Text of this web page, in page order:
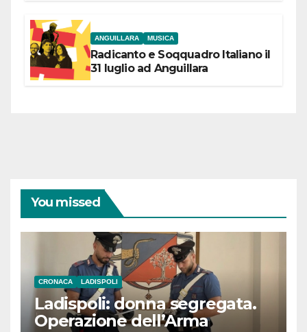
ANGUILLARA MUSICA
Radicanto e Soqquadro Italiano il
31 luglio ad Anguillara
You missed
CRONACA LADISPOLI
Ladispoli: donna segregata.
Operazione dell’Arma